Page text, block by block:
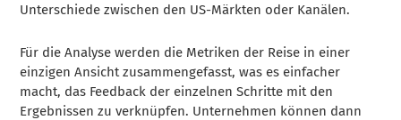
Unterschiede zwischen den US-Märkten oder Kanälen.
Für die Analyse werden die Metriken der Reise in einer
einzigen Ansicht zusammengefasst, was es einfacher
macht, das Feedback der einzelnen Schritte mit den
Ergebnissen zu verknüpfen. Unternehmen können dann